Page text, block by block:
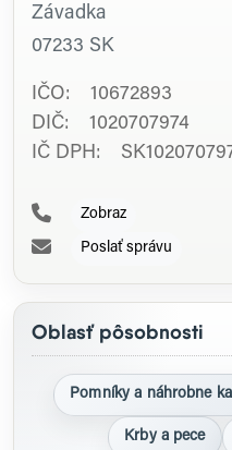
Závadka
07233 SK
IČO: 10672893
DIČ: 1020707974
IČ DPH:
Zobraz
Poslať správu
Oblasť pôsobnosti
Pomníky a náhrobne
Krby a pece